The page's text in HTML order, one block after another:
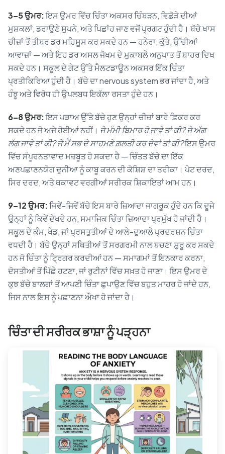
3–5 ਉਮਰ:ਇਸ ਉਮਰ ਵਿੱਚ ਚਿੰਤਾ ਅਕਸਰ ਚਿੰਬੜਨ, ਵਿਛੋੜੇ ਦੀਆਂ
ਮੁਸ਼ਕਲਾਂ, ਡਰਾਉਣੇ ਸੁਪਨੇ, ਅਤੇ ਪਿਛਾਂਹ ਜਾਣ ਵਜੋਂ ਪ੍ਰਗਟ ਹੁੰਦੀ ਹੈ। ਬੱਚੇ ਖਾਸ
ਚੀਜ਼ਾਂ ਤੋਂ ਤੀਬਰ ਡਰ ਮਹਿਸੂਸ ਕਰ ਸਕਦੇ ਹਨ — ਹਨੇਰਾ, ਕੁੱਤੇ, ਉੱਚੀਆਂ
ਆਵਾਜ਼ਾਂ — ਅਤੇ ਇਹ ਡਰ ਅਸਲ ਜੋਖਮ ਦੇ ਮੁਕਾਬਲੇ ਅਨੁਪਾਤ ਤੋਂ ਬਾਹਰ ਦਿਖ
ਸਕਦੇ ਹਨ। ਸਕੂਲ ਦੇ ਗੇਟ ਉੱਤੇ ਮੈਲਟਡਾਊਨ ਅਕਸਰ ਇੱਕ ਚਿੰਤਾ
ਪ੍ਰਤੀਕਿਰਿਆ ਹੁੰਦੀ ਹੈ। ਬੱਚੇ ਦਾ nervous system ਭਰ ਜਾਂਦਾ ਹੈ, ਅਤੇ
ਹੰਝੂ ਅਤੇ ਵਿਰੋਧ ਹੀ ਉਪਲਬਧ ਇਕੱਲਾ ਰਸਤਾ ਹੁੰਦੇ ਹਨ।
6–8 ਉਮਰ:ਇਸ ਪੜਾਅ ਉੱਤੇ ਬੱਚੇ ਹੁਣ ਉਨ੍ਹਾਂ ਚੀਜ਼ਾਂ ਬਾਰੇ ਫ਼ਿਕਰ ਕਰ
ਸਕਦੇ ਹਨ ਜੋ ਅਜੇ ਹੋਈਆਂ ਨਹੀਂ। ਜੇ ਮੰਮੀ ਬਿਮਾਰ ਹੋ ਜਾਵੇ ਤਾਂ ਕੀ? ਜੇ ਅੱਗ
ਲੱਗ ਜਾਵੇ ਤਾਂ ਕੀ? ਜੇ ਮੈਂ ਸਭ ਦੇ ਸਾਹਮਣੇ ਗ਼ਲਤੀ ਕਰ ਦੇਵਾਂ ਤਾਂ ਕੀ?ਇਸ ਉਮਰ
ਵਿੱਚ ਸੰਪੂਰਨਤਾਵਾਦ ਮਜ਼ਬੂਤ ਹੋ ਸਕਦਾ ਹੈ — ਚਿੰਤਤ ਬੱਚੇ ਦਾ ਇੱਕ
ਅਣਪਛਾਣਨਯੋਗ ਦੁਨੀਆ ਨੂੰ ਕਾਬੂ ਕਰਨ ਦੀ ਕੋਸ਼ਿਸ਼ ਦਾ ਤਰੀਕਾ। ਪੇਟ ਦਰਦ,
ਸਿਰ ਦਰਦ, ਅਤੇ ਥਕਾਵਟ ਵਰਗੀਆਂ ਸਰੀਰਕ ਸ਼ਿਕਾਇਤਾਂ ਆਮ ਹਨ।
9–12 ਉਮਰ:ਜਿਵੇਂ-ਜਿਵੇਂ ਬੱਚੇ ਇਸ ਬਾਰੇ ਜ਼ਿਆਦਾ ਜਾਗਰੂਕ ਹੁੰਦੇ ਹਨ ਕਿ ਦੂਜੇ
ਉਨ੍ਹਾਂ ਨੂੰ ਕਿਵੇਂ ਦੇਖਦੇ ਹਨ, ਸਮਾਜਿਕ ਚਿੰਤਾ ਜ਼ਿਆਦਾ ਪ੍ਰਮੁੱਖ ਹੋ ਜਾਂਦੀ ਹੈ।
ਸਕੂਲ ਦੇ ਕੰਮ, ਖੇਡ, ਜਾਂ ਪ੍ਰਸਤੁਤੀਆਂ ਦੇ ਆਲੇ-ਦੁਆਲੇ ਪ੍ਰਦਰਸ਼ਨ ਚਿੰਤਾ
ਵਧਦੀ ਹੈ। ਬੱਚੇ ਉਨ੍ਹਾਂ ਸਥਿਤੀਆਂ ਤੋਂ ਸਰਗਰਮੀ ਨਾਲ ਬਚਣਾ ਸ਼ੁਰੂ ਕਰ ਸਕਦੇ
ਹਨ ਜੋ ਚਿੰਤਾ ਨੂੰ ਟ੍ਰਿਗਰ ਕਰਦੀਆਂ ਹਨ — ਸਮਾਗਮਾਂ ਤੋਂ ਇਨਕਾਰ ਕਰਨਾ,
ਦੋਸਤੀਆਂ ਤੋਂ ਪਿੱਛੇ ਹਟਣਾ, ਜਾਂ ਰੁਟੀਨਾਂ ਵਿੱਚ ਸਖ਼ਤ ਹੋ ਜਾਣਾ। ਇਸ ਉਮਰ ਦੇ
ਕੁਝ ਬੱਚੇ ਬਾਲਗਾਂ ਤੋਂ ਆਪਣੀ ਚਿੰਤਾ ਛੁਪਾਉਣ ਵਿੱਚ ਬਹੁਤ ਮਾਹਰ ਹੋ ਜਾਂਦੇ ਹਨ,
ਜਿਸ ਨਾਲ ਇਸ ਨੂੰ ਪਛਾਣਨਾ ਔਖਾ ਹੋ ਜਾਂਦਾ ਹੈ।
ਚਿੰਤਾ ਦੀ ਸਰੀਰਕ ਭਾਸ਼ਾ ਨੂੰ ਪੜ੍ਹਨਾ